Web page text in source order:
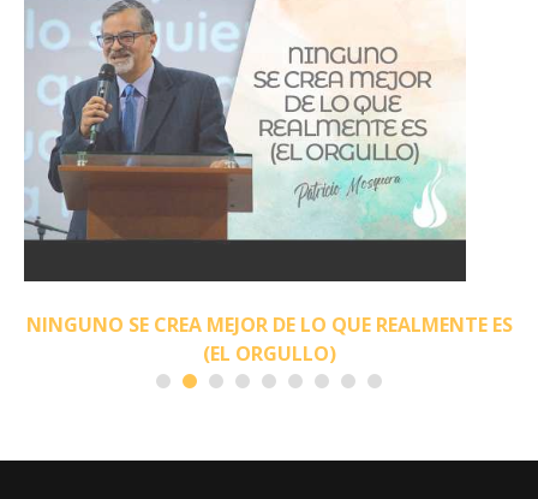
NINGUNO SE CREA MEJOR DE LO QUE REALMENTE ES
(EL ORGULLO)